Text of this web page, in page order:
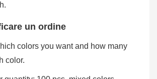
un ordine
colors you want and how many
color.